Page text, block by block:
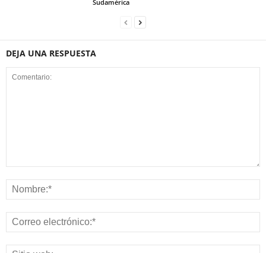
Sudamérica
DEJA UNA RESPUESTA